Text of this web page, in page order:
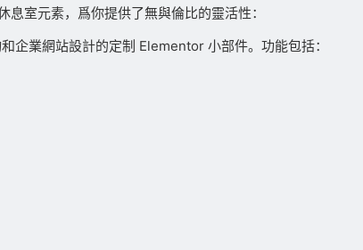
室元素，爲你提供了無與倫比的靈活性：
業網站設計的定制 Elementor 小部件。功能包括：